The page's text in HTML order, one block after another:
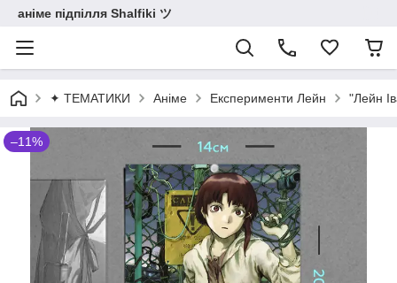
аніме підпілля Shalfiki ツ
✦ ТЕМАТИКИ Аніме Експерименти Лейн "Лейн
–11%